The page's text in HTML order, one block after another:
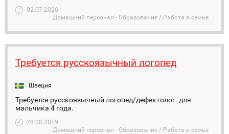
02.07.2026
Домашний персонал - Образование / Работа в семье
Требуется русскоязычный логопед
Швеция
Требуется русскоязычный логопед/дефектолог. для
мальчика 4 года.
28.08.2019
Домашний персонал - Образование / Работа в семье